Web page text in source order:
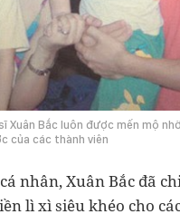
Xuân Bắc luôn được mến mộ
của các thành viên
nhân, Xuân Bắc đã
lì xì siêu khéo cho